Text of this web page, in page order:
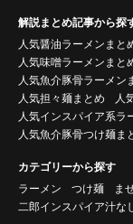
解説まとめ記事から探
人気醤油ラーメンまと
人気味噌ラーメンまと
人気魚介豚骨ラーメン
人気担々麺まとめ
人
人気インスパイア系ラ
人気魚介豚骨つけ麺ま
カテゴリーから探す
ラーメン
つけ麺 ま
二郎インスパイア汁な